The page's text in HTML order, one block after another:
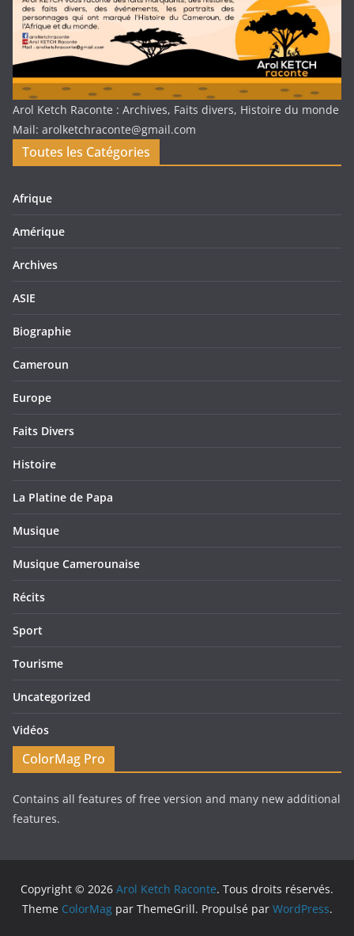
Arol Ketch Raconte : Archives, Faits divers, Histoire du monde
Mail: arolketchraconte@gmail.com
Toutes les Catégories
Afrique
Amérique
Archives
ASIE
Biographie
Cameroun
Europe
Faits Divers
Histoire
La Platine de Papa
Musique
Musique Camerounaise
Récits
Sport
Tourisme
Uncategorized
Vidéos
ColorMag Pro
Contains all features of free version and many new additional
features.
Copyright © 2026 Arol Ketch Raconte. Tous droits réservés.
Theme ColorMagpar ThemeGrill. Propulsé par WordPress.